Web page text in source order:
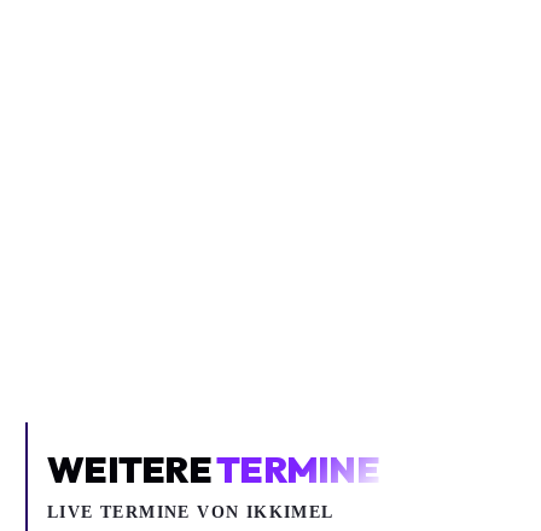
WEITERETERMINE
LIVE TERMINE VON IKKIMEL